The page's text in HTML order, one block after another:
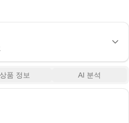
상품 정보 AI 분석